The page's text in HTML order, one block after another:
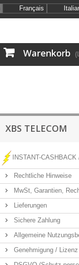
Français
Warenkorb
XBS TELECOM
INSTANT-
Rechtliche Hinweise
MwSt, Garantien,
Lieferungen
Sichere Zahlung
Allgemeine
Genehmigung / Lizenz